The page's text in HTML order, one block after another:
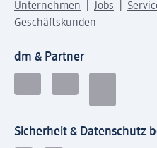
Unternehmen Jobs
Geschäftskunden
dm & Partner
Sicherheit & Datenschutz